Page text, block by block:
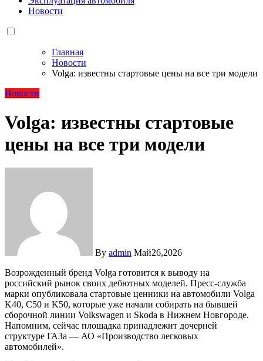
Новости
Главная
Новости
Volga: известны стартовые цены на все три модели
Новости
Volga: известны стартовые
цены на все три модели
By admin Май26,2026
Возрожденный бренд Volga готовится к выводу на
российский рынок своих дебютных моделей. Пресс-служба
марки опубликовала стартовые ценники на автомобили Volga
K40, C50 и K50, которые уже начали собирать на бывшей
сборочной линии Volkswagen и Skoda в Нижнем Новгороде.
Напомним, сейчас площадка принадлежит дочерней
структуре ГАЗа — АО «Производство легковых
автомобилей».